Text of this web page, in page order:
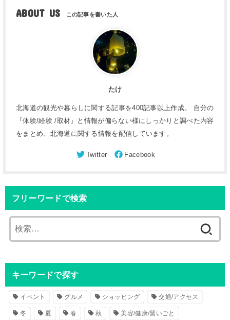
ABOUT US
たけ
北海道の観光や暮らしに関する記事を400記事以上作成。 自分の
『体験/経験 /取材』と情報が偏らない様にしっかりと調べた内容
をまとめ、北海道に関する情報を配信しています。
フリーワードで検索
索
キーワードで探す
イベント グルメ ショッピング 交通/アクセス
冬 夏 春 秋 美容/健康/習いごと